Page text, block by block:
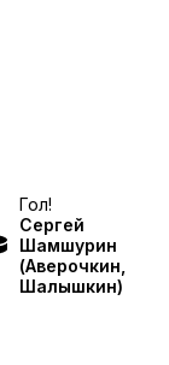
Гол!
Сергей
Шамшурин
(Аверочкин,
Шалышкин)